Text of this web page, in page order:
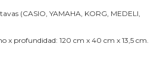
(CASIO, YAMAHA, KORG, MEDELI,
x profundidad: 120 cm x 40 cm x 13,5 cm.